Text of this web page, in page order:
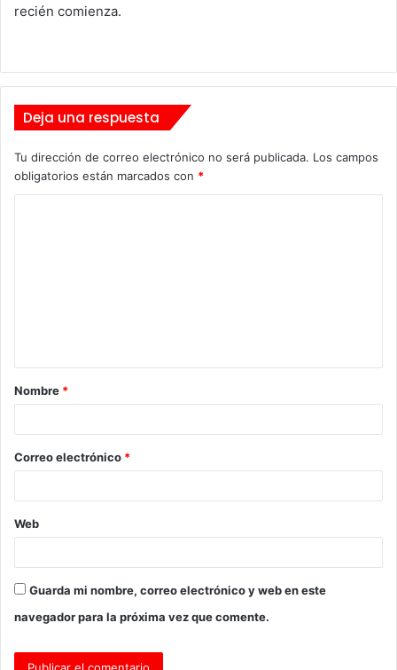
recién comienza.
Deja una respuesta
Tu dirección de correo electrónico no será publicada. Los campos
obligatorios están marcados con *
a
r
*
Nombre *
Correo electrónico *
Web
Guarda mi nombre, correo electrónico y web en este
navegador para la próxima vez que comente.